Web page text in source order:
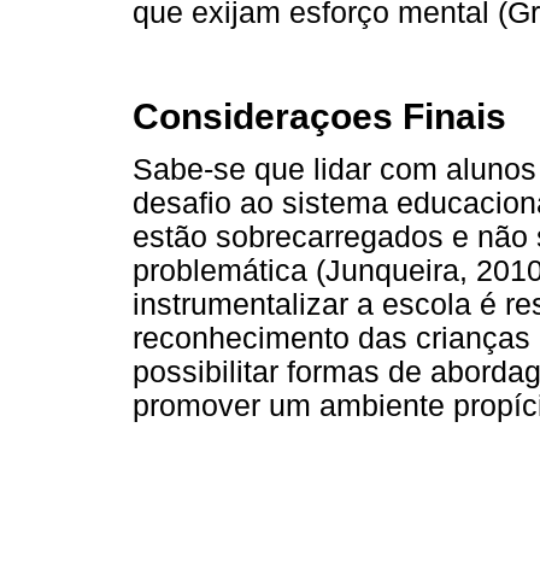
que exijam esforço mental
Consideraçoes Finais
Sabe-se que lidar com
desafio ao sistema
estão sobrecarregados e
problemática (Junqueira,
instrumentalizar a escola é
reconhecimento das
possibilitar formas de
promover um ambiente